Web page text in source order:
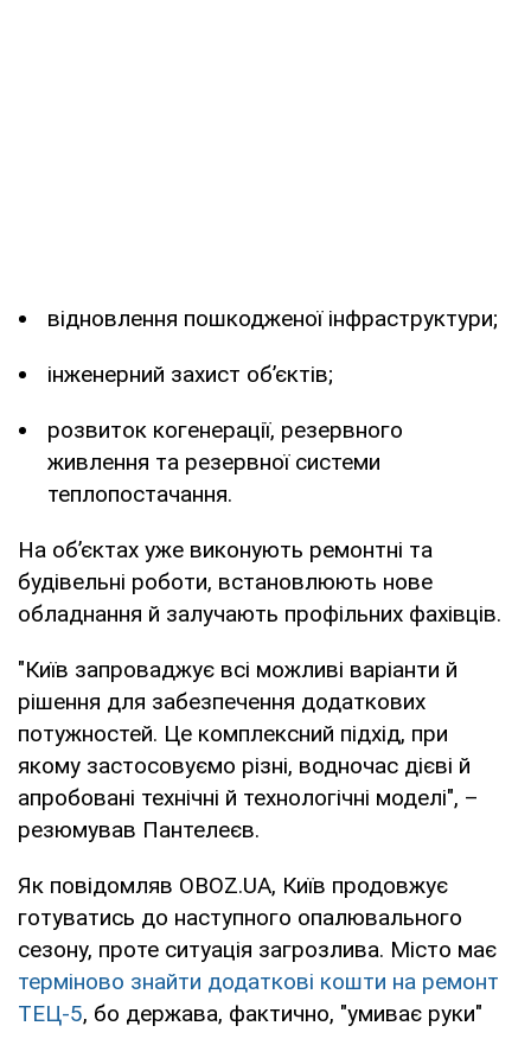
відновлення пошкодженої інфраструктури;
інженерний захист об’єктів;
розвиток когенерації, резервного
живлення та резервної системи
теплопостачання.
На об’єктах уже виконують ремонтні та
будівельні роботи, встановлюють нове
обладнання й залучають профільних фахівців.
"Київ запроваджує всі можливі варіанти й
рішення для забезпечення додаткових
потужностей. Це комплексний підхід, при
якому застосовуємо різні, водночас дієві й
апробовані технічні й технологічні моделі", –
резюмував Пантелеєв.
Як повідомляв OBOZ.UA, Київ продовжує
готуватись до наступного опалювального
сезону, проте ситуація загрозлива. Місто має
терміново знайти додаткові кошти на ремонт
ТЕЦ-5, бо держава, фактично, "умиває руки"